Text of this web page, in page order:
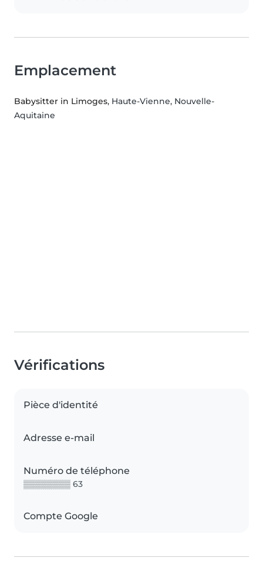
Emplacement
Babysitter in Limoges, Haute-Vienne, Nouvelle-
Aquitaine
Vérifications
Pièce d'identité
Adresse e-mail
Numéro de téléphone
▒▒▒▒▒▒▒▒ 63
Compte Google